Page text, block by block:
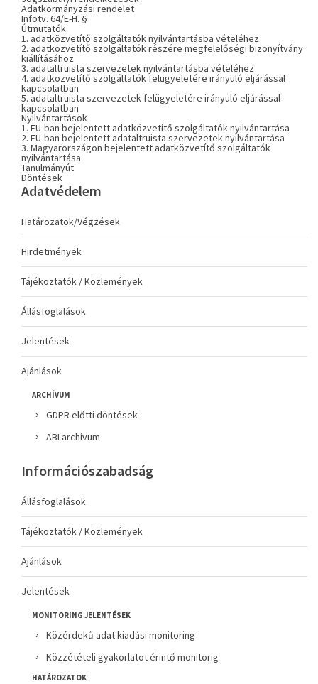
Adatkormányzási rendelet
Infotv. 64/E-H. §
Útmutatók
1. adatközvetítő szolgáltatók nyilvántartásba vételéhez
2. adatközvetítő szolgáltatók részére megfelelőségi bizonyítvány
kiállításához
3. adataltruista szervezetek nyilvántartásba vételéhez
4. adatközvetítő szolgáltatók felügyeletére irányuló eljárással
kapcsolatban
5. adataltruista szervezetek felügyeletére irányuló eljárással
kapcsolatban
Nyilvántartások
1. EU-ban bejelentett adatközvetítő szolgáltatók nyilvántartása
2. EU-ban bejelentett adataltruista szervezetek nyilvántartása
3. Magyarországon bejelentett adatközvetítő szolgáltatók
nyilvántartása
Tanulmányút
Döntések
Adatvédelem
Határozatok/Végzések
Hirdetmények
Tájékoztatók / Közlemények
Állásfoglalások
Jelentések
Ajánlások
ARCHÍVUM
GDPR előtti döntések
ABI archívum
Információszabadság
Állásfoglalások
Tájékoztatók / Közlemények
Ajánlások
Jelentések
MONITORING JELENTÉSEK
Közérdekű adat kiadási monitoring
Közzétételi gyakorlatot érintő monitorig
HATÁROZATOK